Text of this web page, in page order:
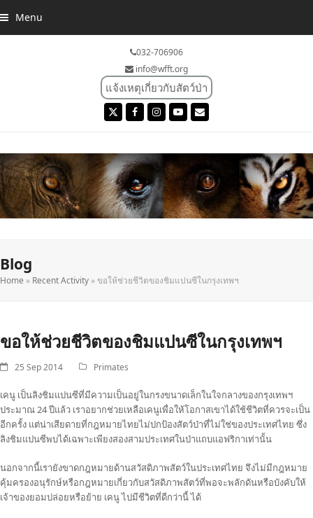
Menu
032-706906
info@wfft.org
แจ้งเหตุเกี่ยวกับสัตว์ป่า
TwitterFacebookInstagram
YouTube
Email
Blog
Home » Recent Activity »ขอให้ช่วยชีวิตของชิมแปนซีในกรุงเทพฯ
ขอให้ช่วยชีวิตของชิมแปนซีในกรุงเทพฯ
25 Sep 2014 Primates
เคนู เป็นลิงชิมแปนซีที่มีความเป็นอยู่ในกรงขนาดเล็กในใจกลางของกรุงเทพฯ
ประมาณ 24 ปีแล้ว เราอยากช่วยเหลือเคนูเพื่อให้โอกาสเขาได้ใช้ชีวิตที่ควรจะเป็น
อีกครั้ง แต่น่าเสียดายที่กฎหมายไทยไม่ปกป้องสัตว์ป่าที่ไม่ใช่ของประเทศไทย ซึ่ง
ลิงชิมแปนซีพบได้เฉพาะเพียงสองสามประเทศในป่าแถบแอฟริกาเท่านั้น
นอกจากนี้เรายังขาดกฎหมายด้านสวัสดิภาพสัตว์ในประเทศไทย จึงไม่มีกฎหมาย
คุ้มครองอนุรักษ์หรือกฎหมายเกี่ยวกับสวัสดิภาพสัตว์ที่พอจะพลักดันหรือบังคับให้
เจ้าของยอมปล่อยหรือย้าย เคนู ไปมีชีวิตที่ดีกว่านี้ ได้